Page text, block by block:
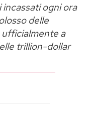
ogni ora
delle
a
trillion-dollar